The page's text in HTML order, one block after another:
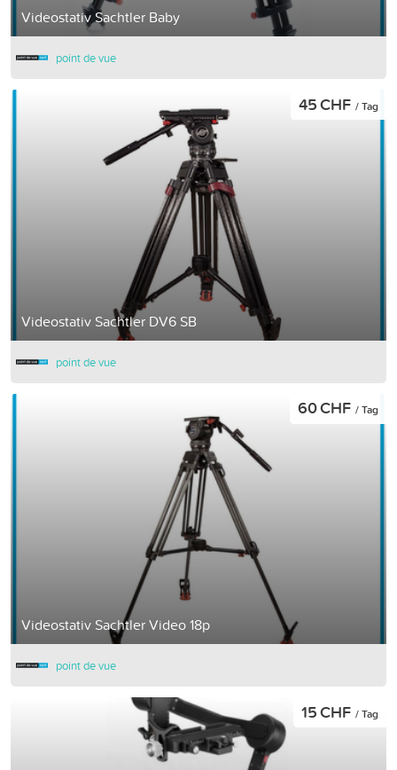
Videostativ Sachtler Baby
point de vue
Videostativ Sachtler DV6 SB
45 CHF / Tag
point de vue
Videostativ Sachtler Video 18p
60 CHF / Tag
point de vue
15 CHF / Tag